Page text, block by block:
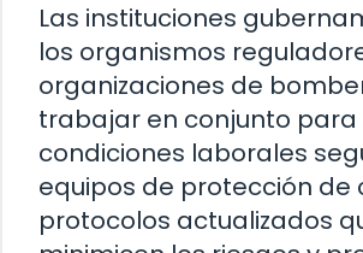
Las instituciones
los organismos
organizaciones de
trabajar en conjunto
condiciones laborales
equipos de protección de
protocolos actualizados